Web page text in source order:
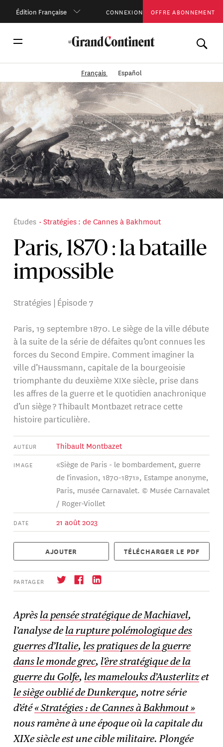
Édition Française CONNEXION OFFRE ABONNEMENT
Français Español
Paris, 1870 : la bataille
impossible
Études Stratégies : de Cannes à Bakhmout
Stratégies | Épisode 7
Paris, 19 septembre 1870. Le siège de la ville débute
à la suite de la série de défaites qu’ont connues les
forces du Second Empire. Comment imaginer la
ville d’Haussmann, capitale de la bourgeoisie
triomphante du deuxième XIXe siècle, prise dans
les affres de la guerre et le quotidien anachronique
d’un siège ? Thibault Montbazet retrace cette
histoire particulière.
AUTEUR Thibault Montbazet
IMAGE
«Siège de Paris - le bombardement, guerre
de l'invasion, 1870-1871», Estampe anonyme,
Paris, musée Carnavalet. © Musée Carnavalet
/ Roger-Viollet
DATE 21 août 2023
AJOUTER TÉLÉCHARGER LE PDF
PARTAGER
→ S'abonner
Après la pensée stratégique de Machiavel,
l’analyse dela rupture polémologique des
guerres d’Italie, les pratiques de la guerre
dans le monde grec, l’ère stratégique de la
guerre du Golfe, les mamelouks d’Austerlitzet
le siège oublié de Dunkerque, notre série
d’été« Stratégies : de Cannes à Bakhmout »
nous ramène à une époque où la capitale du
XIXe siècle est une cible militaire. Plongée